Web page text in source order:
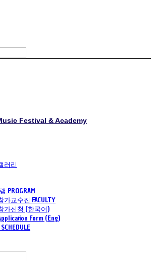
Festival & Academy
러리
PROGRAM
교수진 FACULTY
가신청 (한국어)
Form (Eng)